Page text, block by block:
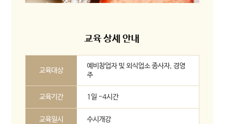
교육 상세 안내
교육대상
예비창업자 및 외식업소 종사자, 경영
주
교육기간 1일 -4시간
교육일시 수시개강